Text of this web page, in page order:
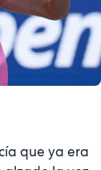
que ya era